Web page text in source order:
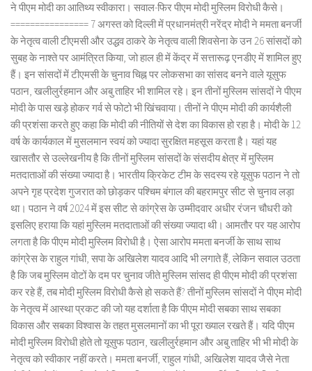
ने पीएम मोदी का आतिथ्य स्वीकारा। सवाल-फिर पीएम मोदी मुस्लिम विरोधी कैसे।
================ 7 अगस्त को दिल्ली में प्रधानमंत्री नरेंद्र मोदी ने ममता बनर्जी
के नेतृत्व वाली टीएमसी और उद्धव ठाकरे के नेतृत्व वाली शिवसेना के उन 26 सांसदों को
सुबह के नाश्ते पर आमंत्रित किया, जो हाल ही में केंद्र में सत्तारूढ़ एनडीए में शामिल हुए
हैं। इन सांसदों में टीएमसी के चुनाव चिह्न पर लोकसभा का सांसद बनने वाले यूसुफ
पठान, खलीलुर्रहमान और अबु ताहिर भी शामिल रहे। इन तीनों मुस्लिम सांसदों ने पीएम
मोदी के पास खड़े होकर गर्व से फोटो भी खिंचवाया। तीनों ने पीएम मोदी की कार्यशैली
की प्रशंसा करते हुए कहा कि मोदी की नीतियों से देश का विकास हो रहा है। मोदी के 12
वर्ष के कार्यकाल में मुसलमान स्वयं को ज्यादा सुरक्षित महसूस करता है। यहां यह
खासतौर से उल्लेखनीय है कि तीनों मुस्लिम सांसदों के संसदीय क्षेत्र में मुस्लिम
मतदाताओं की संख्या ज्यादा है। भारतीय क्रिकेट टीम के सदस्य रहे यूसुफ पठान ने तो
अपने गृह प्रदेश गुजरात को छोड़कर पश्चिम बंगाल की बहरामपुर सीट से चुनाव लड़ा
था। पठान ने वर्ष 2024 में इस सीट से कांग्रेस के उम्मीदवार अधीर रंजन चौधरी को
इसलिए हराया कि यहां मुस्लिम मतदाताओं की संख्या ज्यादा थी। आमतौर पर यह आरोप
लगता है कि पीएम मोदी मुस्लिम विरोधी है। ऐसा आरोप ममता बनर्जी के साथ साथ
कांग्रेस के राहुल गांधी, सपा के अखिलेश यादव आदि भी लगाते हैं, लेकिन सवाल उठता
है कि जब मुस्लिम वोटों के दम पर चुनाव जीते मुस्लिम सांसद ही पीएम मोदी की प्रशंसा
कर रहे हैं, तब मोदी मुस्लिम विरोधी कैसे हो सकते हैं? तीनों मुस्लिम सांसदों ने पीएम मोदी
के नेतृत्व में आस्था प्रकट की जो यह दर्शाता है कि पीएम मोदी सबका साथ सबका
विकास और सबका विश्वास के तहत मुसलमानों का भी पूरा ख्याल रखते हैं। यदि पीएम
मोदी मुस्लिम विरोधी होते तो यूसुफ पठान, खलीलुर्रहमान और अबु ताहिर भी भी मोदी के
नेतृत्व को स्वीकार नहीं करते। ममता बनर्जी, राहुल गांधी, अखिलेश यादव जैसे नेता